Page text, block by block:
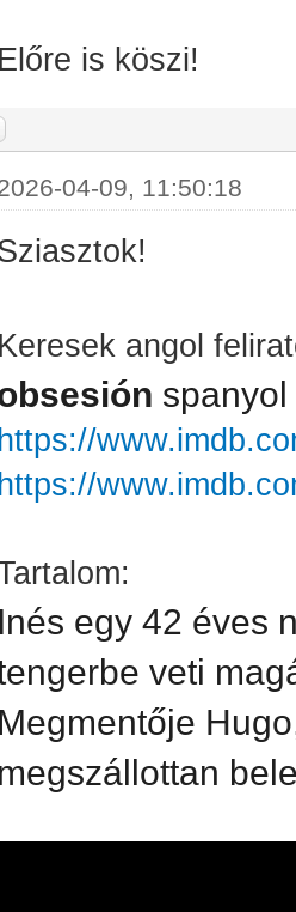
Előre is köszi!
04-09, 11:50:18
Keresek angol
https://
https://
Inés egy 42 éves
veti
Megmentője
megszállottan